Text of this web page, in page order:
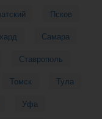
Псков
Самара
Ставрополь
Томск
Тула
Уфа